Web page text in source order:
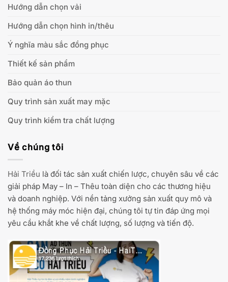
Hướng dẫn chọn vải
Hướng dẫn chọn hình in/thêu
Ý nghĩa màu sắc đồng phục
Thiết kế sản phẩm
Bảo quản áo thun
Quy trình sản xuất may mặc
Quy trình kiểm tra chất lượng
Về chúng tôi
Hải Triều là đối tác sản xuất chiến lược, chuyên sâu về các
giải pháp May – In – Thêu toàn diện cho các thương hiệu
và doanh nghiệp. Với nền tảng xưởng sản xuất quy mô và
hệ thống máy móc hiện đại, chúng tôi tự tin đáp ứng mọi
yêu cầu khắt khe về chất lượng, số lượng và tiến độ.